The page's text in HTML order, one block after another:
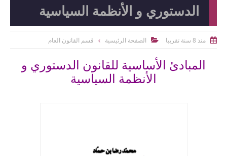
الدستوري و الأنظمة السياسية
 منذ 8 سنة تقريبا  الصفحة الرئيسية قسم القانون العام
المبادئ الأساسية للقانون الدستوري و
الأنظمة السياسية